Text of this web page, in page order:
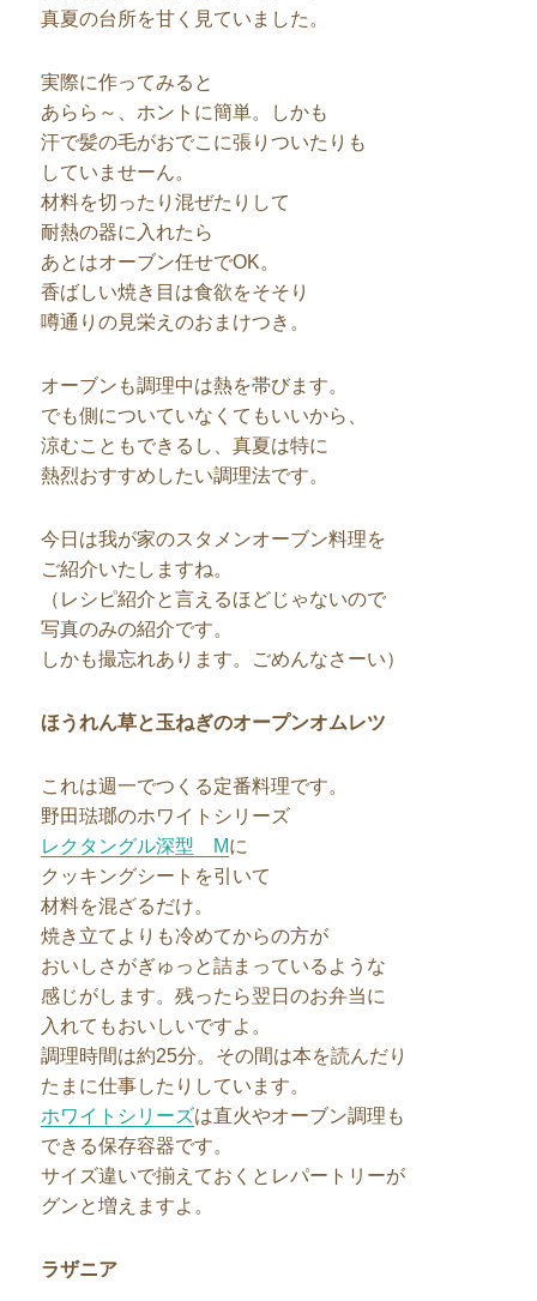
真夏の台所を甘く見ていました。
実際に作ってみると
あらら～、ホントに簡単。しかも
汗で髪の毛がおでこに張りついたりも
していませーん。
材料を切ったり混ぜたりして
耐熱の器に入れたら
あとはオーブン任せでOK。
香ばしい焼き目は食欲をそそり
噂通りの見栄えのおまけつき。
オーブンも調理中は熱を帯びます。
でも側についていなくてもいいから、
涼むこともできるし、真夏は特に
熱烈おすすめしたい調理法です。
今日は我が家のスタメンオーブン料理を
ご紹介いたしますね。
（レシピ紹介と言えるほどじゃないので
写真のみの紹介です。
しかも撮忘れあります。ごめんなさーい）
ほうれん草と玉ねぎのオープンオムレツ
これは週一でつくる定番料理です。
野田琺瑯のホワイトシリーズ
レクタングル深型 Mに
クッキングシートを引いて
材料を混ざるだけ。
焼き立てよりも冷めてからの方が
おいしさがぎゅっと詰まっているような
感じがします。残ったら翌日のお弁当に
入れてもおいしいですよ。
調理時間は約25分。その間は本を読んだり
たまに仕事したりしています。
ホワイトシリーズは直火やオーブン調理も
できる保存容器です。
サイズ違いで揃えておくとレパートリーが
グンと増えますよ。
ラザニア